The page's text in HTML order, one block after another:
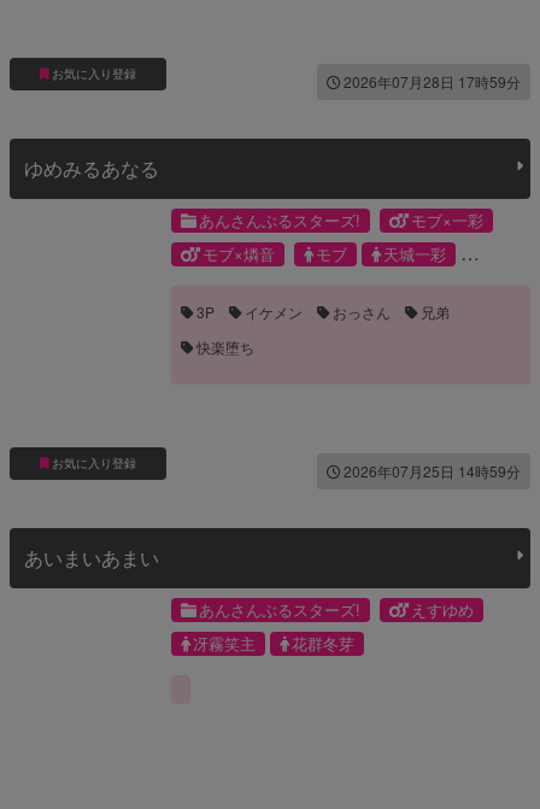
お気に入り登録 2026年07月28日 17時59分
ゆめみるあなる
お気に入り登録
あんさんぶるスターズ!
モブ×一彩
モブ×燐音
モブ
天城一彩
3P イケメン おっさん
兄弟
快楽堕ち
2026年07月25日 14時59分
あいまいあまい
あんさんぶるスターズ!
えすゆめ
冴霧笑主
花群冬芽